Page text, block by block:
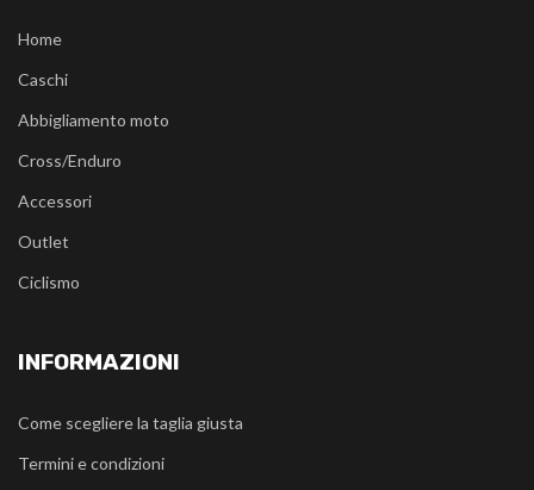
Home
Caschi
Abbigliamento moto
Cross/Enduro
Accessori
Outlet
Ciclismo
INFORMAZIONI
Come scegliere la taglia giusta
Termini e condizioni